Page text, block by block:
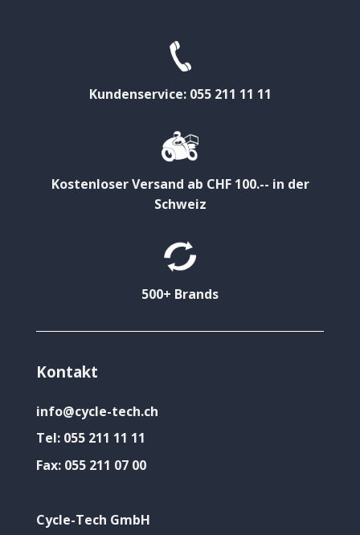
Kundenservice: 055 211 11 11
Kostenloser Versand ab CHF 100.-- in der
Schweiz
500+ Brands
Kontakt
info@cycle-tech.ch
Tel: 055 211 11 11
Fax: 055 211 07 00
Cycle-Tech GmbH